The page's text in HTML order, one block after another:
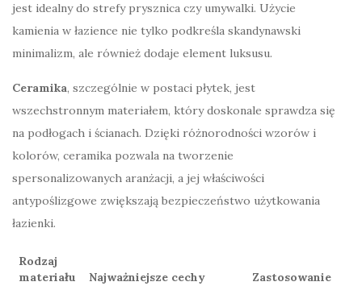
jest idealny do strefy prysznica czy umywalki. Użycie
kamienia w łazience nie tylko podkreśla skandynawski
minimalizm, ale również dodaje element luksusu.
Ceramika, szczególnie w postaci płytek, jest
wszechstronnym materiałem, który doskonale sprawdza się
na podłogach i ścianach. Dzięki różnorodności wzorów i
kolorów, ceramika pozwala na tworzenie
spersonalizowanych aranżacji, a jej właściwości
antypoślizgowe zwiększają bezpieczeństwo użytkowania
łazienki.
Rodzaj
materiału
Najważniejsze cechy Zastosowanie